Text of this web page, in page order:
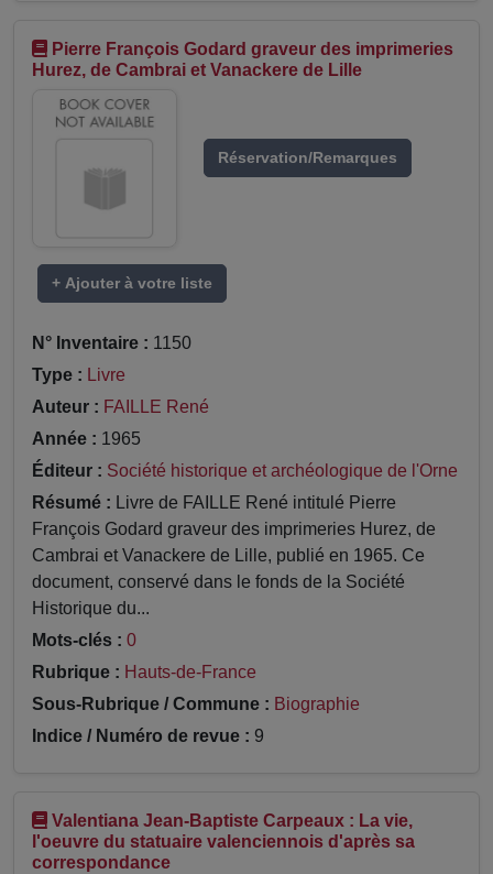
Pierre François Godard graveur des imprimeries
Hurez, de Cambrai et Vanackere de Lille
Réservation/Remarques
+ Ajouter à votre liste
N° Inventaire : 1150
Type : Livre
Auteur : FAILLE René
Année : 1965
Éditeur : Société historique et archéologique de l'Orne
Résumé : Livre de FAILLE René intitulé Pierre
François Godard graveur des imprimeries Hurez, de
Cambrai et Vanackere de Lille, publié en 1965. Ce
document, conservé dans le fonds de la Société
Historique du...
Mots-clés : 0
Rubrique : Hauts-de-France
Sous-Rubrique / Commune : Biographie
Indice / Numéro de revue : 9
Valentiana Jean-Baptiste Carpeaux : La vie,
l'oeuvre du statuaire valenciennois d'après sa
correspondance